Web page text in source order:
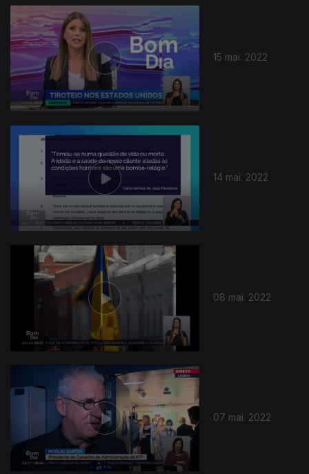
15 mai. 2022
14 mai. 2022
08 mai. 2022
07 mai. 2022